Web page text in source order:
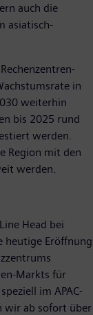
auch die
asiatisch-
in
weiterhin
bis 2025 rund
werden.
Region mit den
werden.
Head bei
heutige Eröffnung
Markts für
im APAC-
wir ab sofort über